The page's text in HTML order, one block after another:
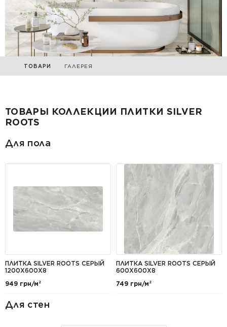
ТОВАРИ ГАЛЕРЕЯ
ТОВАРЫ КОЛЛЕКЦИИ ПЛИТКИ SILVER
ROOTS
Для пола
ПЛИТКА SILVER ROOTS СЕРЫЙ
1200Х600Х8
949 грн/м²
ПЛИТКА SILVER ROOTS СЕРЫЙ
600Х600Х8
749 грн/м²
Для стен